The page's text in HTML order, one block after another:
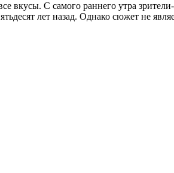
вкусы. С самого раннего утра
лет назад. Однако сюжет не